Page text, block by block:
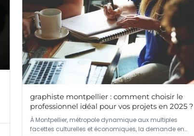
graphiste montpellier : comment choisir le
professionnel idéal pour vos projets en 2025 ?
À Montpellier, métropole dynamique aux multiples
facettes culturelles et économiques, la demande en…